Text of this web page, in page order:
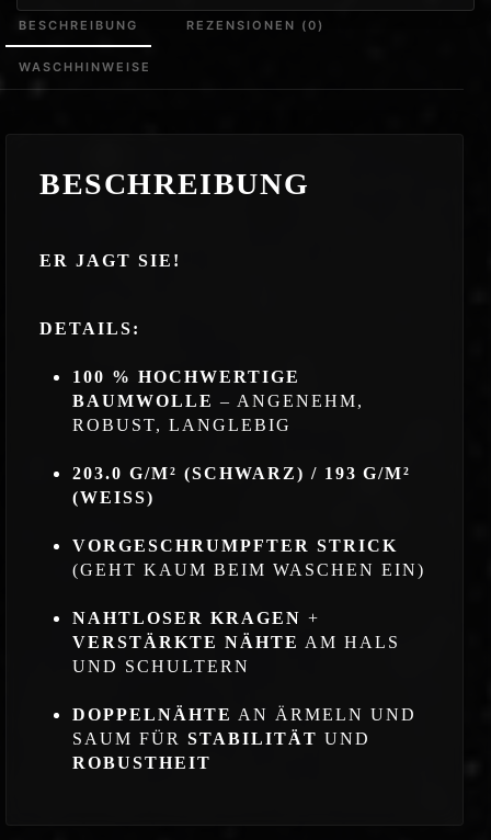
Jäger
v10
Menge
BESCHREIBUNG REZENSIONEN (0)
WASCHHINWEISE
BESCHREIBUNG
ER JAGT SIE!
DETAILS:
100 % HOCHWERTIGE
BAUMWOLLE – ANGENEHM,
ROBUST, LANGLEBIG
203.0 G/M² (SCHWARZ) / 193 G/M²
(WEISS)
VORGESCHRUMPFTER STRICK
(GEHT KAUM BEIM WASCHEN EIN)
NAHTLOSER KRAGEN +
VERSTÄRKTE NÄHTE AM HALS
UND SCHULTERN
DOPPELNÄHTE AN ÄRMELN UND
SAUM FÜR STABILITÄT UND
ROBUSTHEIT